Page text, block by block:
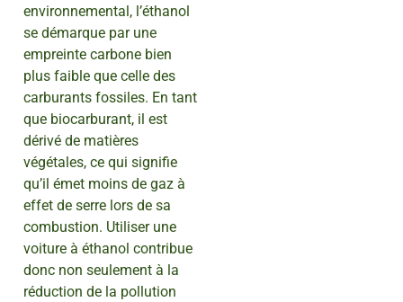
environnemental, l’éthanol
se démarque par une
empreinte carbone bien
plus faible que celle des
carburants fossiles. En tant
que biocarburant, il est
dérivé de matières
végétales, ce qui signifie
qu’il émet moins de gaz à
effet de serre lors de sa
combustion. Utiliser une
voiture à éthanol contribue
donc non seulement à la
réduction de la pollution